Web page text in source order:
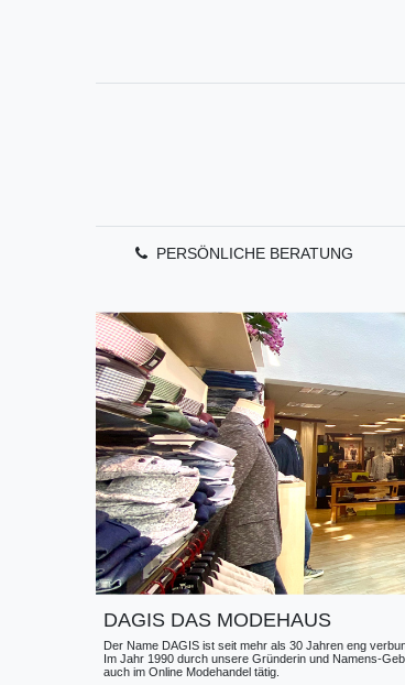
PERSÖNLICHE BERATUNG
DAGIS DAS MODEHAUS
Der Name DAGIS ist seit mehr als 30 Jahren eng
Im Jahr 1990 durch unsere Gründerin und Namens-
auch im Online Modehandel tätig.